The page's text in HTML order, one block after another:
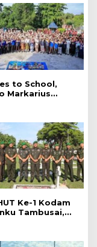
to School,
Markarius
Pelajar
Ke-1 Kodam
Tambusai,